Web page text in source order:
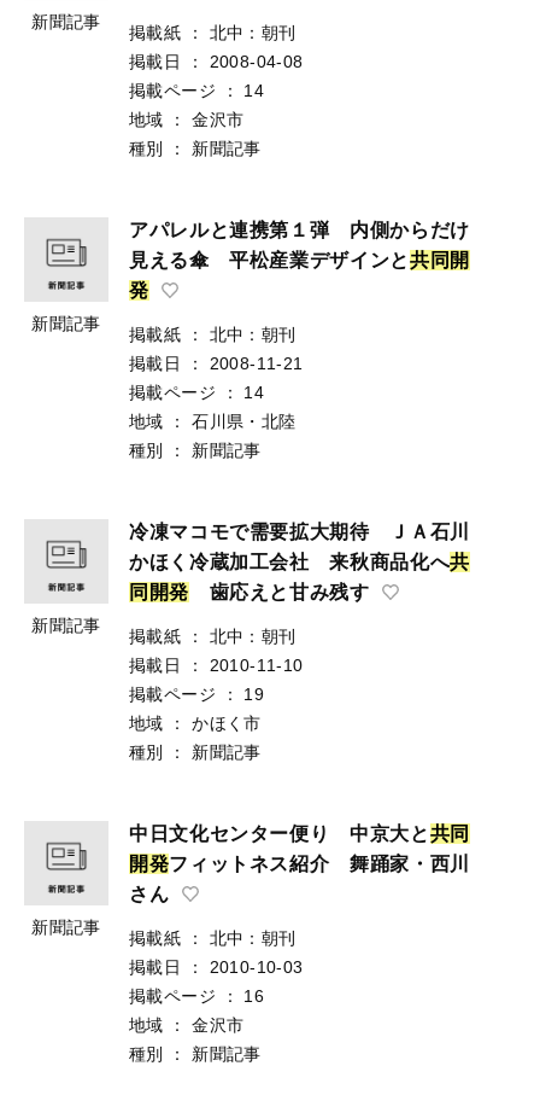
新聞記事
掲載紙 ：
北中：朝刊
掲載日
：
2008-04-08
掲載ページ
：
14
地域
：
金沢市
種別
： 新聞記事
新聞記事
アパレルと連携第１弾 内側からだけ
見える傘 平松産業デザインと共 同 開
発
掲載紙 ：
北中：朝刊
掲載日
：
2008-11-21
掲載ページ
：
14
地域
：
石川県・北陸
種別
： 新聞記事
新聞記事
冷凍マコモで需要拡大期待 ＪＡ石川
かほく冷蔵加工会社 来秋商品化へ共
同 開発 歯応えと甘み残す
掲載紙 ：
北中：朝刊
掲載日
：
2010-11-10
掲載ページ
：
19
地域
：
かほく市
種別
： 新聞記事
新聞記事
中日文化センター便り 中京大と共同
開発フィットネス紹介 舞踊家・西川
さん
掲載紙 ：
北中：朝刊
掲載日
：
2010-10-03
掲載ページ
：
16
地域
：
金沢市
種別
： 新聞記事